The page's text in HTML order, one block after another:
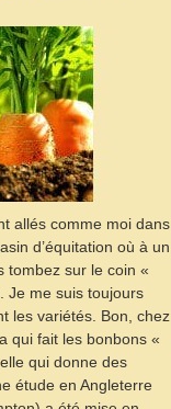
allés comme moi dans
d’équitation où à un
tombez sur le coin «
Je me suis toujours
les variétés. Bon, chez
qui fait les bonbons «
qui donne des
étude en Angleterre